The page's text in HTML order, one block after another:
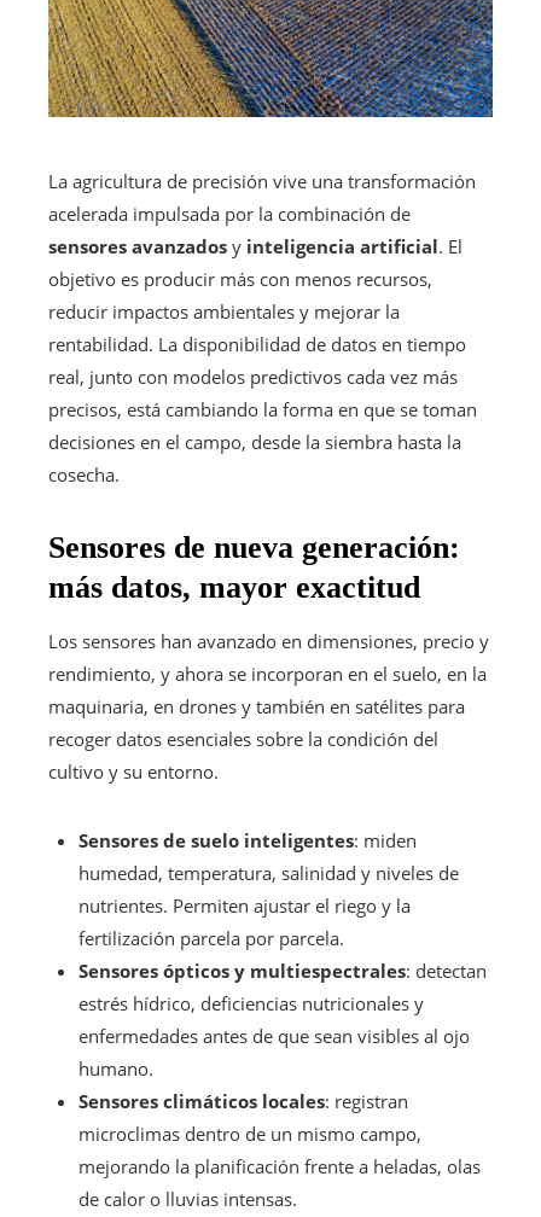
La agricultura de precisión vive una transformación
acelerada impulsada por la combinación de
sensores avanzados y inteligencia artificial. El
objetivo es producir más con menos recursos,
reducir impactos ambientales y mejorar la
rentabilidad. La disponibilidad de datos en tiempo
real, junto con modelos predictivos cada vez más
precisos, está cambiando la forma en que se toman
decisiones en el campo, desde la siembra hasta la
cosecha.
Sensores de nueva generación:
más datos, mayor exactitud
Los sensores han avanzado en dimensiones, precio y
rendimiento, y ahora se incorporan en el suelo, en la
maquinaria, en drones y también en satélites para
recoger datos esenciales sobre la condición del
cultivo y su entorno.
Sensores de suelo inteligentes: miden
humedad, temperatura, salinidad y niveles de
nutrientes. Permiten ajustar el riego y la
fertilización parcela por parcela.
Sensores ópticos y multiespectrales: detectan
estrés hídrico, deficiencias nutricionales y
enfermedades antes de que sean visibles al ojo
humano.
Sensores climáticos locales: registran
microclimas dentro de un mismo campo,
mejorando la planificación frente a heladas, olas
de calor o lluvias intensas.